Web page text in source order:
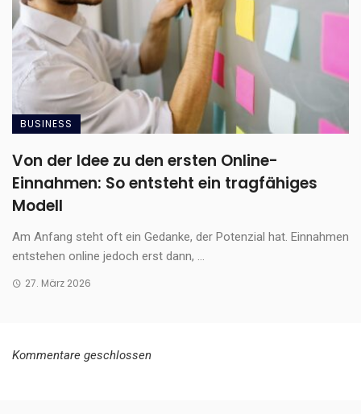
BUSINESS
Von der Idee zu den ersten Online-
Einnahmen: So entsteht ein tragfähiges
Modell
Am Anfang steht oft ein Gedanke, der Potenzial hat. Einnahmen
entstehen online jedoch erst dann, ...
27. März 2026
Kommentare geschlossen